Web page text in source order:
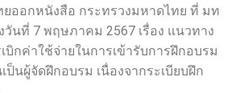
ยออกหนังสือ กระทรวงมหาดไทย ที่ มท
วันที่ 7 พฤษภาคม 2567 เรื่อง แนวทาง
บิกค่าใช้จ่ายในการเข้ารับการฝึกอบรม
นผู้จัดฝึกอบรม เนื่องจากระเบียบฝึก